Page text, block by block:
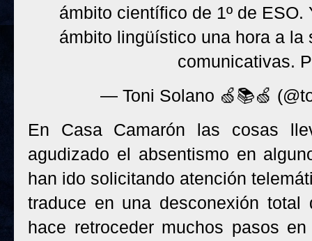
ámbito científico de 1º de
ámbito lingüístico una hora a
comunicativas.
— Toni Solano 🍏📚🍏
En Casa Camarón las cosas
agudizado el absentismo en
han ido solicitando atención
traduce en una desconexión
hace retroceder muchos pasos